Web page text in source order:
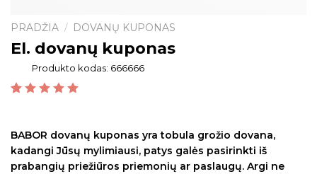
PRADŽIA / DOVANŲ KUPONAS
El. dovanų kuponas
Produkto kodas: 666666
BABOR dovanų kuponas yra tobula grožio dovana,
kadangi Jūsų mylimiausi, patys galės pasirinkti iš
prabangių priežiūros priemonių ar paslaugų. Argi ne